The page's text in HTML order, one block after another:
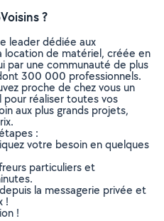
?
leader dédiée aux
location de matériel, créée en
par une communauté de plus
300 000 professionnels.
proche de chez vous un
pour réaliser toutes vos
aux plus grands projets,
:
votre besoin en quelques
particuliers et
la messagerie privée et
!
!